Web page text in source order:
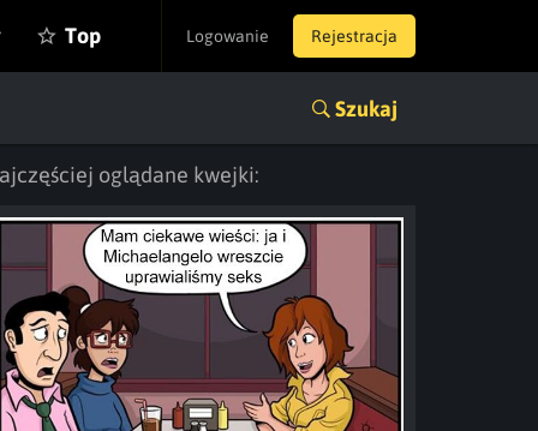
Logowanie Rejestracja
Top
Szukaj
oglądane kwejki: